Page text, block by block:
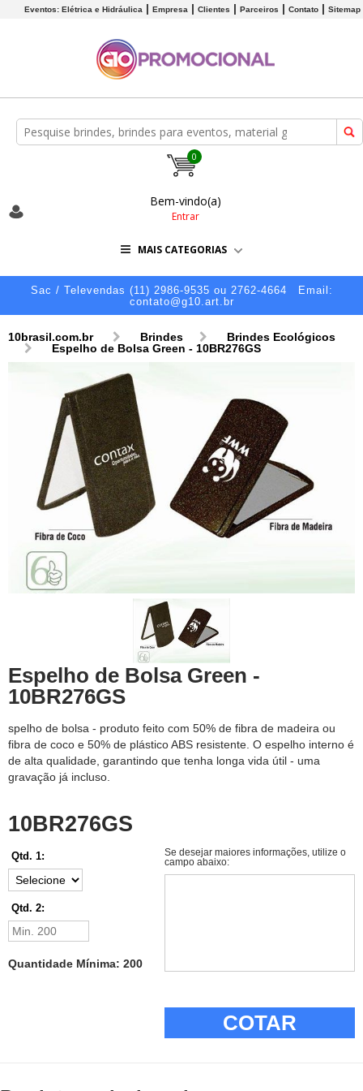
Eventos: Elétrica e Hidráulica Empresa Clientes Parceiros Contato Sitemap
0
Bem-vindo(a)
Entrar
MAIS CATEGORIAS
Sac / Televendas (11) 2986-9535 ou 2762-4664
Email:
contato@g10.art.br
10brasil.com.br Brindes
Brindes Ecológicos
Espelho de Bolsa Green - 10BR276GS
Espelho de Bolsa Green -
10BR276GS
spelho de bolsa - produto feito com 50% de fibra de madeira ou
fibra de coco e 50% de plástico ABS resistente. O espelho interno é
de alta qualidade, garantindo que tenha longa vida útil - uma
gravação já incluso.
10BR276GS
Qtd. 1:
Qtd. 2:
Quantidade Mínima: 200
Se desejar maiores informações, utilize o
campo abaixo:
COTAR